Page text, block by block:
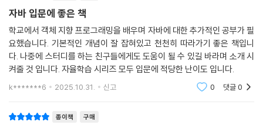
자바 입문에 좋은 책
학교에서 객체 지향 프로그래밍을 배우며 자바에 대한 추가적인 공부가 필
요했습니다. 기본적인 개념이 잘 잡혀있고 천천히 따라가기 좋은 책입니
다. 나중에 스터디를 하는 친구들에게도 도움이 될 수 있길 바라며 소개 시
켜줄 것 입니다. 자율학습 시리즈 모두 입문에 적당한 난이도 입니다.
k*******6 2025.10.31. 신고 0 댓글0
종이책 구매